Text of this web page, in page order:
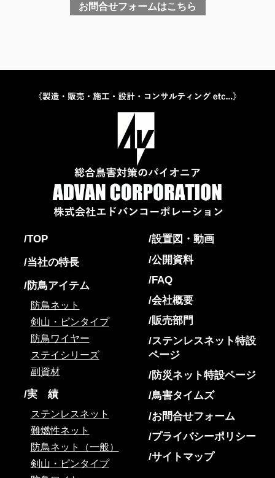
お問合せフォームはこちら
TOP
当社の特長
防鳥アイテム
防鳥ネット
剣山・ピンタイプ
防鳥ワイヤー
ステイシリーズ
副資材
実 績
ステンレスネット
難燃性ネット
防鳥ネット（一般）
剣山・ピンタイプ
設置図・動画
公開資料
FAQ
会社概要
販売部門
ステンレスネット特設
ページ
防災ネット特設ページ
鳥害タイムズ
お問合せフォーム
プライバシーポリシー
サイトマップ